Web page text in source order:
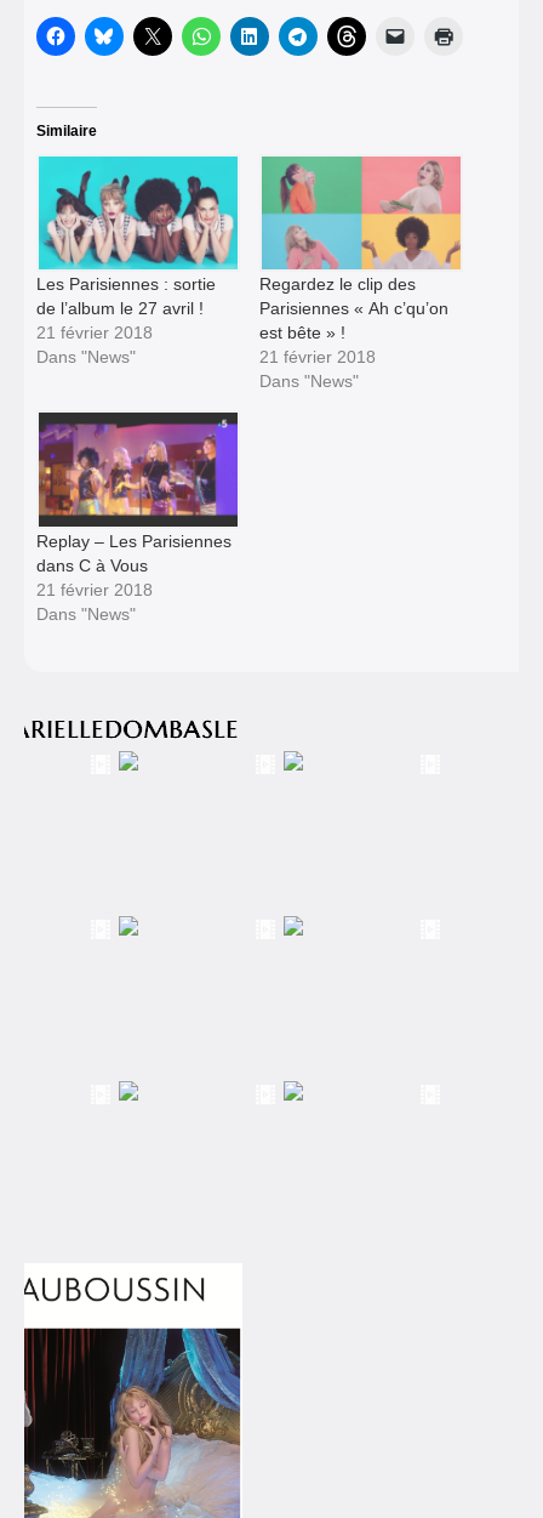
Similaire
Les Parisiennes : sortie
de l’album le 27 avril !
21 février 2018
Dans "News"
Regardez le clip des
Parisiennes « Ah c’qu’on
est bête » !
21 février 2018
Dans "News"
Replay – Les Parisiennes
dans C à Vous
21 février 2018
Dans "News"